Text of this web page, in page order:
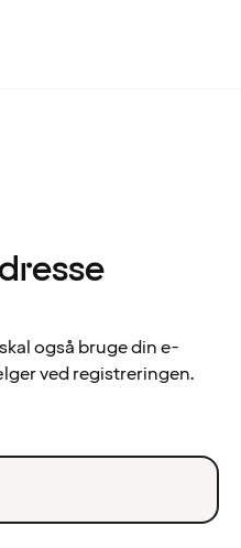
også bruge din e-
ved registreringen.